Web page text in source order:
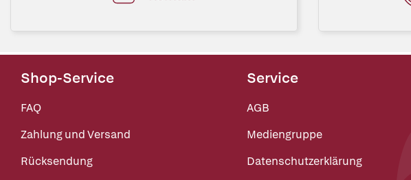
Shop-Service
FAQ
Zahlung und Versand
Rücksendung
Service
AGB
Mediengruppe
Datenschutzerklärung